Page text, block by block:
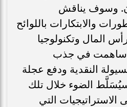
وسوف يناقش
والابتكارات باللوائح
المال وتكنولوجيا
ساهمت في جذب
النقدية ودفع عجلة
سيُسَلَّط الضوء خلال تلك
التي